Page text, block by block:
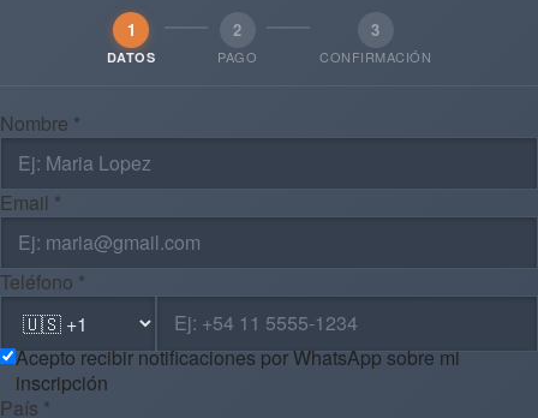
1
DATOS
2
PAGO
3
CONFIRMACIÓN
Nombre *
Email *
Teléfono *
Acepto recibir notificaciones por WhatsApp sobre mi
inscripción
País *